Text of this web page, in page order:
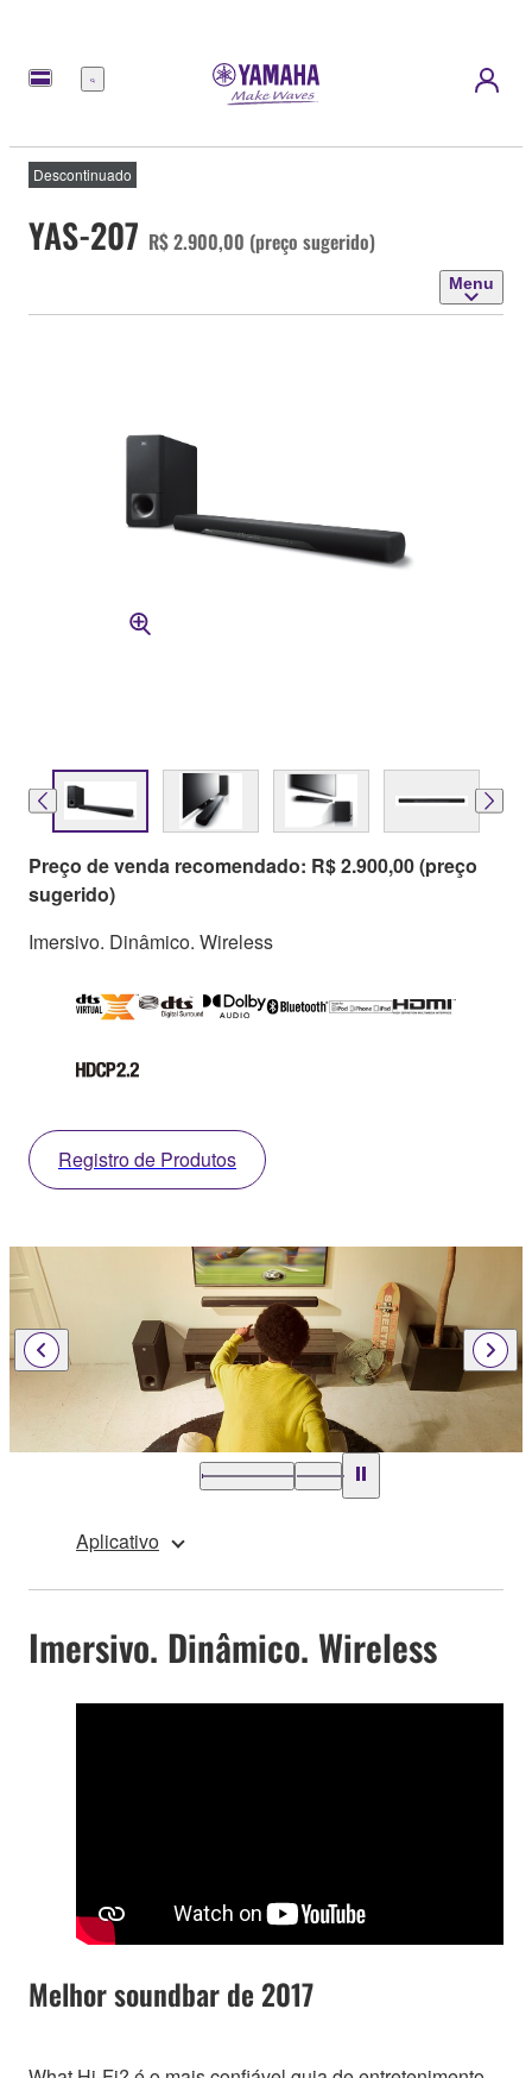
Menu
Descontinuado
YAS-207 R$ 2.900,00 (preço sugerido)
Menu
Preço de venda recomendado: R$ 2.900,00 (preço
sugerido)
Imersivo. Dinâmico. Wireless
Registro de Produtos
Aplicativo
Imersivo. Dinâmico. Wireless
Melhor soundbar de 2017